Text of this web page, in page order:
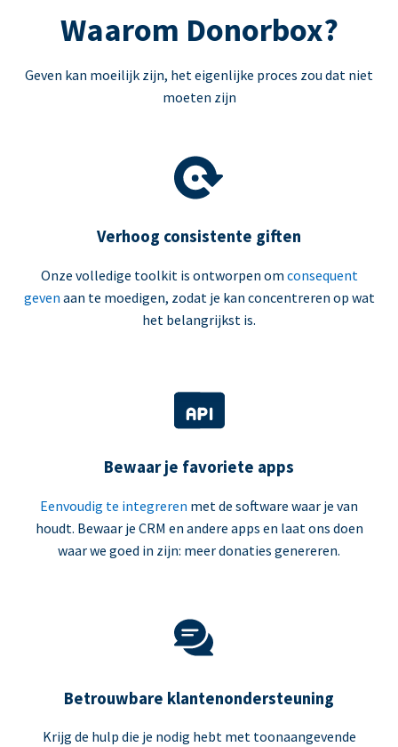
Waarom Donorbox?
Geven kan moeilijk zijn, het eigenlijke proces zou dat niet
moeten zijn
Verhoog consistente giften
Onze volledige toolkit is ontworpen om consequent
geven aan te moedigen, zodat je kan concentreren op wat
het belangrijkst is.
Bewaar je favoriete apps
Eenvoudig te integreren met de software waar je van
houdt. Bewaar je CRM en andere apps en laat ons doen
waar we goed in zijn: meer donaties genereren.
Betrouwbare klantenondersteuning
Krijg de hulp die je nodig hebt met toonaangevende